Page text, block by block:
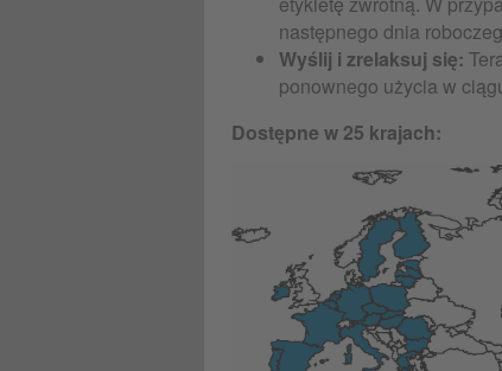
następnego dnia
Wyślij i zrelaksuj się:
ponownego użycia w
Dostępne w 25 krajach: